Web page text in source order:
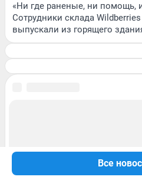
Все
«Ни где раненые, ни помощь,
Сотрудники склада
выпускали из горящего